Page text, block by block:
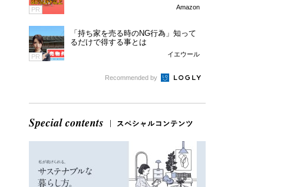
PR Amazon
PR
「持ち家を売る時のNG行為」知って
るだけで得する事とは
イエウール
Recommended by